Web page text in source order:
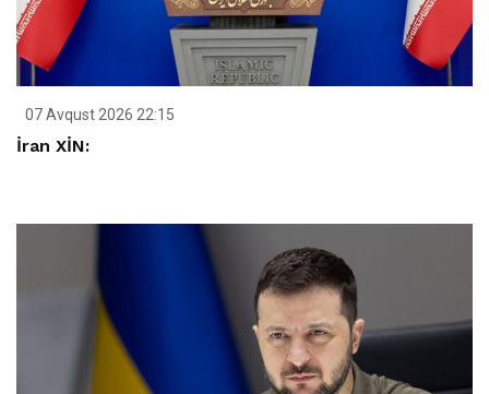
07 Avqust 2026 22:15
İran XİN: